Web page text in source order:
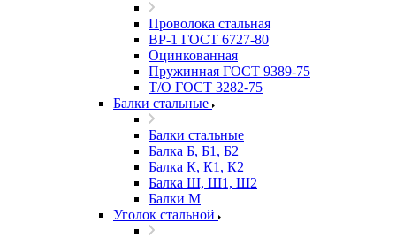
Проволока стальная
ВР-1 ГОСТ 6727-80
Оцинкованная
Пружинная ГОСТ 9389-75
Т/О ГОСТ 3282-75
Балки стальные
Балки стальные
Балка Б, Б1, Б2
Балка К, К1, К2
Балка Ш, Ш1, Ш2
Балки М
Уголок стальной